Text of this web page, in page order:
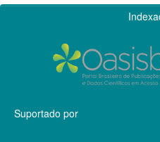
Suportado por